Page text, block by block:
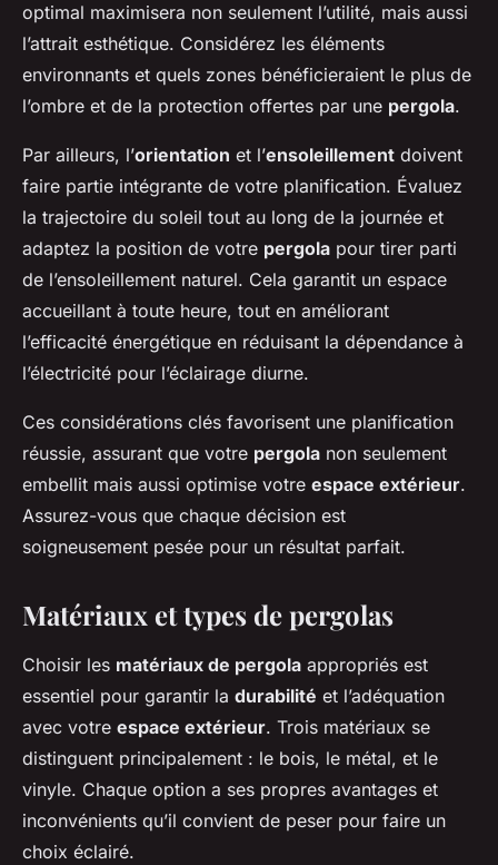
optimal maximisera non seulement l’utilité, mais aussi
l’attrait esthétique. Considérez les éléments
environnants et quels zones bénéficieraient le plus de
l’ombre et de la protection offertes par une pergola.
Par ailleurs, l’orientation et l’ensoleillement doivent
faire partie intégrante de votre planification. Évaluez
la trajectoire du soleil tout au long de la journée et
adaptez la position de votre pergola pour tirer parti
de l’ensoleillement naturel. Cela garantit un espace
accueillant à toute heure, tout en améliorant
l’efficacité énergétique en réduisant la dépendance à
l’électricité pour l’éclairage diurne.
Ces considérations clés favorisent une planification
réussie, assurant que votre pergola non seulement
embellit mais aussi optimise votre espace extérieur.
Assurez-vous que chaque décision est
soigneusement pesée pour un résultat parfait.
Matériaux et types de pergolas
Choisir les matériaux de pergola appropriés est
essentiel pour garantir la durabilité et l’adéquation
avec votre espace extérieur. Trois matériaux se
distinguent principalement : le bois, le métal, et le
vinyle. Chaque option a ses propres avantages et
inconvénients qu’il convient de peser pour faire un
choix éclairé.